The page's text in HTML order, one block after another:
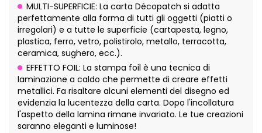
MULTI-SUPERFICIE: La carta Décopatch si adatta
perfettamente alla forma di tutti gli oggetti (piatti o
irregolari) e a tutte le superficie (cartapesta, legno,
plastica, ferro, vetro, polistirolo, metallo, terracotta,
ceramica, sughero, ecc.).
EFFETTO FOIL: La stampa foil è una tecnica di
laminazione a caldo che permette di creare effetti
metallici. Fa risaltare alcuni elementi del disegno ed
evidenzia la lucentezza della carta. Dopo l'incollatura
l'aspetto della lamina rimane invariato. Le tue creazioni
saranno eleganti e luminose!